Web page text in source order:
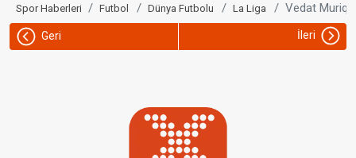
Spor Haberleri Futbol Dünya Futbolu La Liga Vedat Muriqi
Geri İleri